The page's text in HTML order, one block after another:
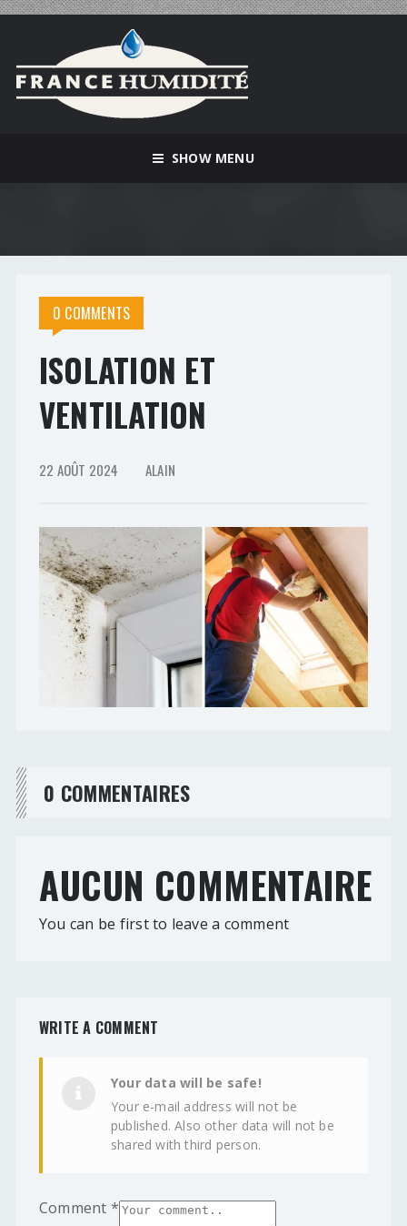
SHOW MENU
0 COMMENTS
ISOLATION ET
VENTILATION
22 AOÛT 2024 ALAIN
0 COMMENTAIRES
AUCUN COMMENTAIRE
You can be first to leave a comment
WRITE A COMMENT
Your data will be safe!
Your e-mail address will not be
published. Also other data will not be
shared with third person.
Comment *